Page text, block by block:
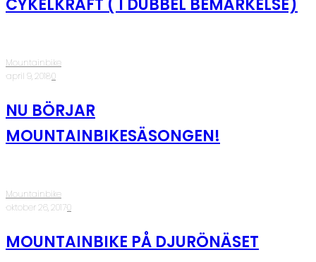
CYKELKRAFT ( I DUBBEL BEMÄRKELSE)
Mountainbike
·april 9, 2018·0
NU BÖRJAR
MOUNTAINBIKESÄSONGEN!
Mountainbike
·oktober 26, 2017·0
MOUNTAINBIKE PÅ DJURÖNÄSET